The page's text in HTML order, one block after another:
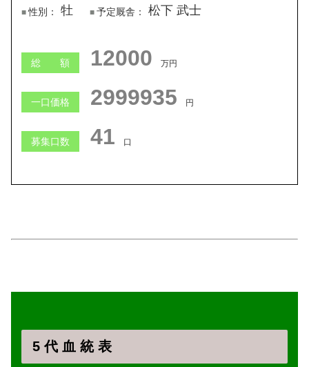
性別： 牡 予定厩舎： 松下 武士
総 額 12000 万円
一口価格 2999934 円
募集口数 41 口
5 代 血 統 表